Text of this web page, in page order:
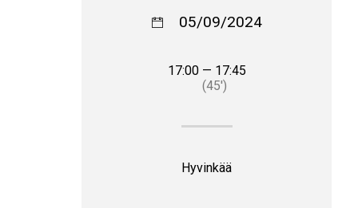
05/09/2024
17:00 — 17:45
(45′)
Hyvinkää